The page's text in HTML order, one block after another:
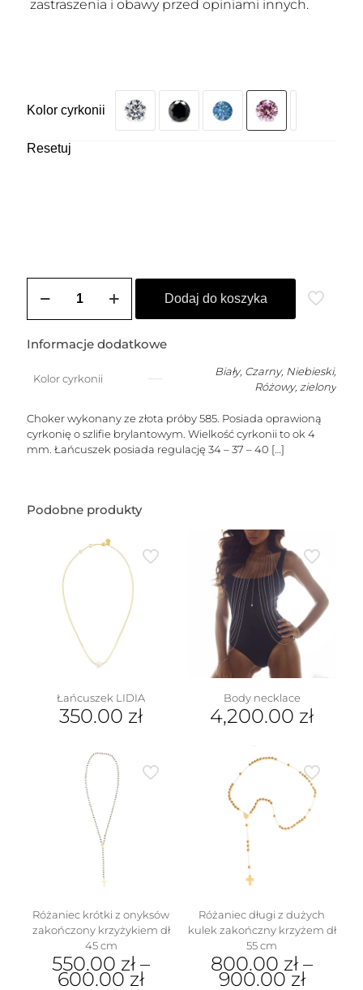
zastraszenia i obawy przed opiniami innych.
Kolor cyrkonii
Resetuj
Choker
(4
Dodaj do koszyka
Informacje dodatkowe
Kolor cyrkonii
Biały, Czarny, Niebieski,
Różowy, zielony
Choker wykonany ze złota próby 585. Posiada oprawioną
cyrkonię o szlifie brylantowym. Wielkość cyrkonii to ok 4
mm. Łańcuszek posiada regulację 34 – 37 – 40 […]
Podobne produkty
Łańcuszek LIDIA
350.00 zł
Body necklace
4,200.00 zł
Różaniec krótki z onyksów
zakończony krzyżykiem dł
45 cm
550.00 zł –
600.00 zł
Różaniec długi z dużych
kulek zakończny krzyżem dł
55 cm
800.00 zł –
900.00 zł